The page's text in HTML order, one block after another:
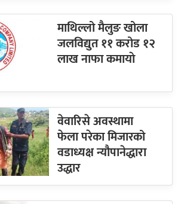
माथिल्लो मैलुङ खोला
जलविद्युत ११ करोड १२
लाख नाफा कमायाे
वेवारिसे अवस्थामा
फेला परेका मिजारको
वडाध्यक्ष न्यौपानेद्धारा
उद्धार